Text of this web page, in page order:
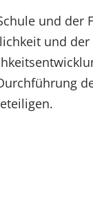
und der
und